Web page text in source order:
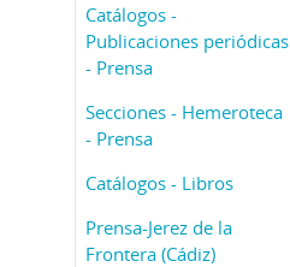
Catálogos -
Publicaciones periódicas
- Prensa
Secciones - Hemeroteca
- Prensa
Catálogos - Libros
Prensa-Jerez de la
Frontera (Cádiz)